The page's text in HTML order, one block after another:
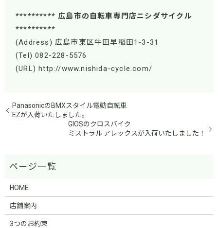
********** 広島市の自転車専門店ニシダサイクル
**********
(Address) 広島市東区牛田早稲田1-3-31
(Tel) 082-228-5576
(URL) http://www.nishida-cycle.com/
PanasonicのBMXスタイル電動自転車
EZが入荷いたしました。
GIOSのクロスバイク
ミストラル アレックスが入荷いたしました！
HOME
店舗案内
3つのお約束